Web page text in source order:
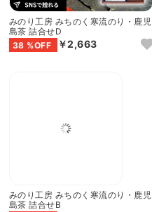
みのり工房 みちのく寒流のり・鹿児
島茶 詰合せD
38 %OFF
￥2,663